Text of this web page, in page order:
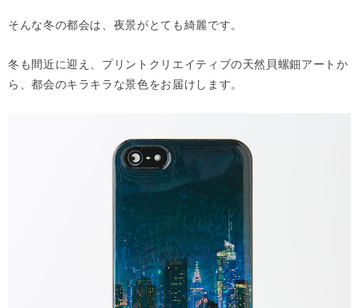
そんな冬の都会は、夜景がとても綺麗です。
冬も間近に迎え、プリントクリエイティブの天然貝螺鈿アートか
ら、都会のキラキラな景色をお届けします。